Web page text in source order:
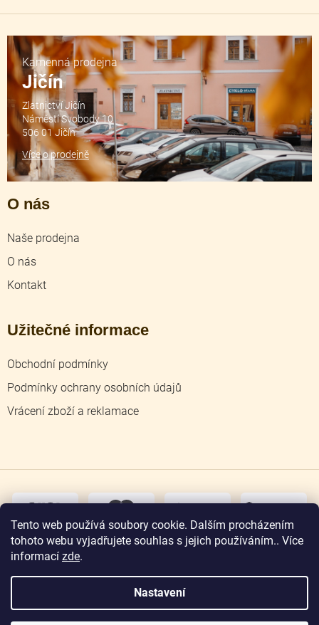
Tento web používá soubory cookie. Dalším procházením
tohoto webu vyjadřujete souhlas s jejich používáním.. Více
informací zde.
Nastavení
O nás
Naše prodejna
O nás
Kontakt
Užitečné informace
Obchodní podmínky
Podmínky ochrany osobních údajů
Vrácení zboží a reklamace
Kamenná prodejna
Jičín
Zlatnictví Jičín
Náměstí Svobody 10
506 01 Jičín
Více o prodejně
osobní
Copyright 2026Zlatnictví Jičín. Všechna práva